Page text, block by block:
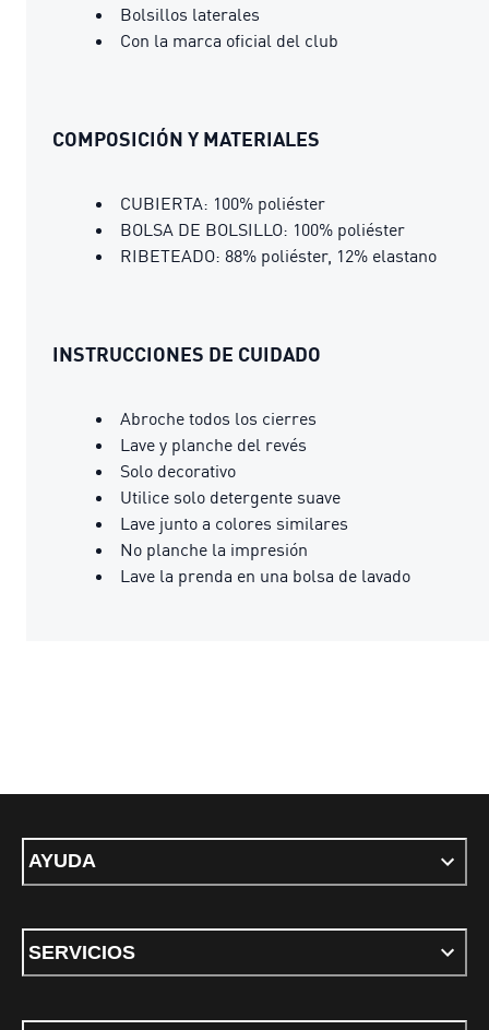
Bolsillos laterales
Con la marca oficial del club
COMPOSICIÓN Y MATERIALES
CUBIERTA: 100% poliéster
BOLSA DE BOLSILLO: 100% poliéster
RIBETEADO: 88% poliéster, 12% elastano
INSTRUCCIONES DE CUIDADO
Abroche todos los cierres
Lave y planche del revés
Solo decorativo
Utilice solo detergente suave
Lave junto a colores similares
No planche la impresión
Lave la prenda en una bolsa de lavado
AYUDA
SERVICIOS